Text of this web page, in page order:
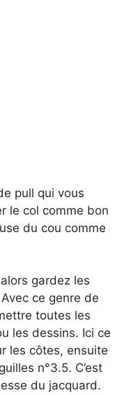
pull qui vous
le col comme bon
du cou comme
gardez les
ce genre de
toutes les
les dessins. Ici ce
les côtes, ensuite
n°3.5. C’est
du jacquard.